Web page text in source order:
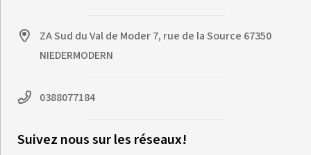
ZA Sud du Val de Moder 7, rue de la Source 67350
NIEDERMODERN
0388077184
Suivez nous sur les réseaux!